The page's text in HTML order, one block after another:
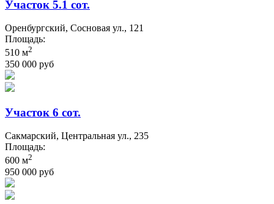
Участок 5.1 сот.
Оренбургский, Сосновая ул., 121
Площадь:
510 м2
350 000 руб
Участок 6 сот.
Сакмарский, Центральная ул., 235
Площадь:
600 м2
950 000 руб